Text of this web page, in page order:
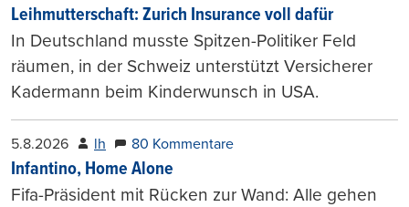
Leihmutterschaft: Zurich Insurance voll dafür
In Deutschland musste Spitzen-Politiker Feld
räumen, in der Schweiz unterstützt Versicherer
Kadermann beim Kinderwunsch in USA.
5.8.2026 lh 80 Kommentare
Infantino, Home Alone
Fifa-Präsident mit Rücken zur Wand: Alle gehen